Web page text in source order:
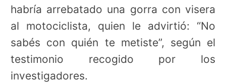
habría arrebatado una gorra con visera
al motociclista, quien le advirtió: “No
sabés con quién te metiste”, según el
testimonio recogido por los
investigadores.